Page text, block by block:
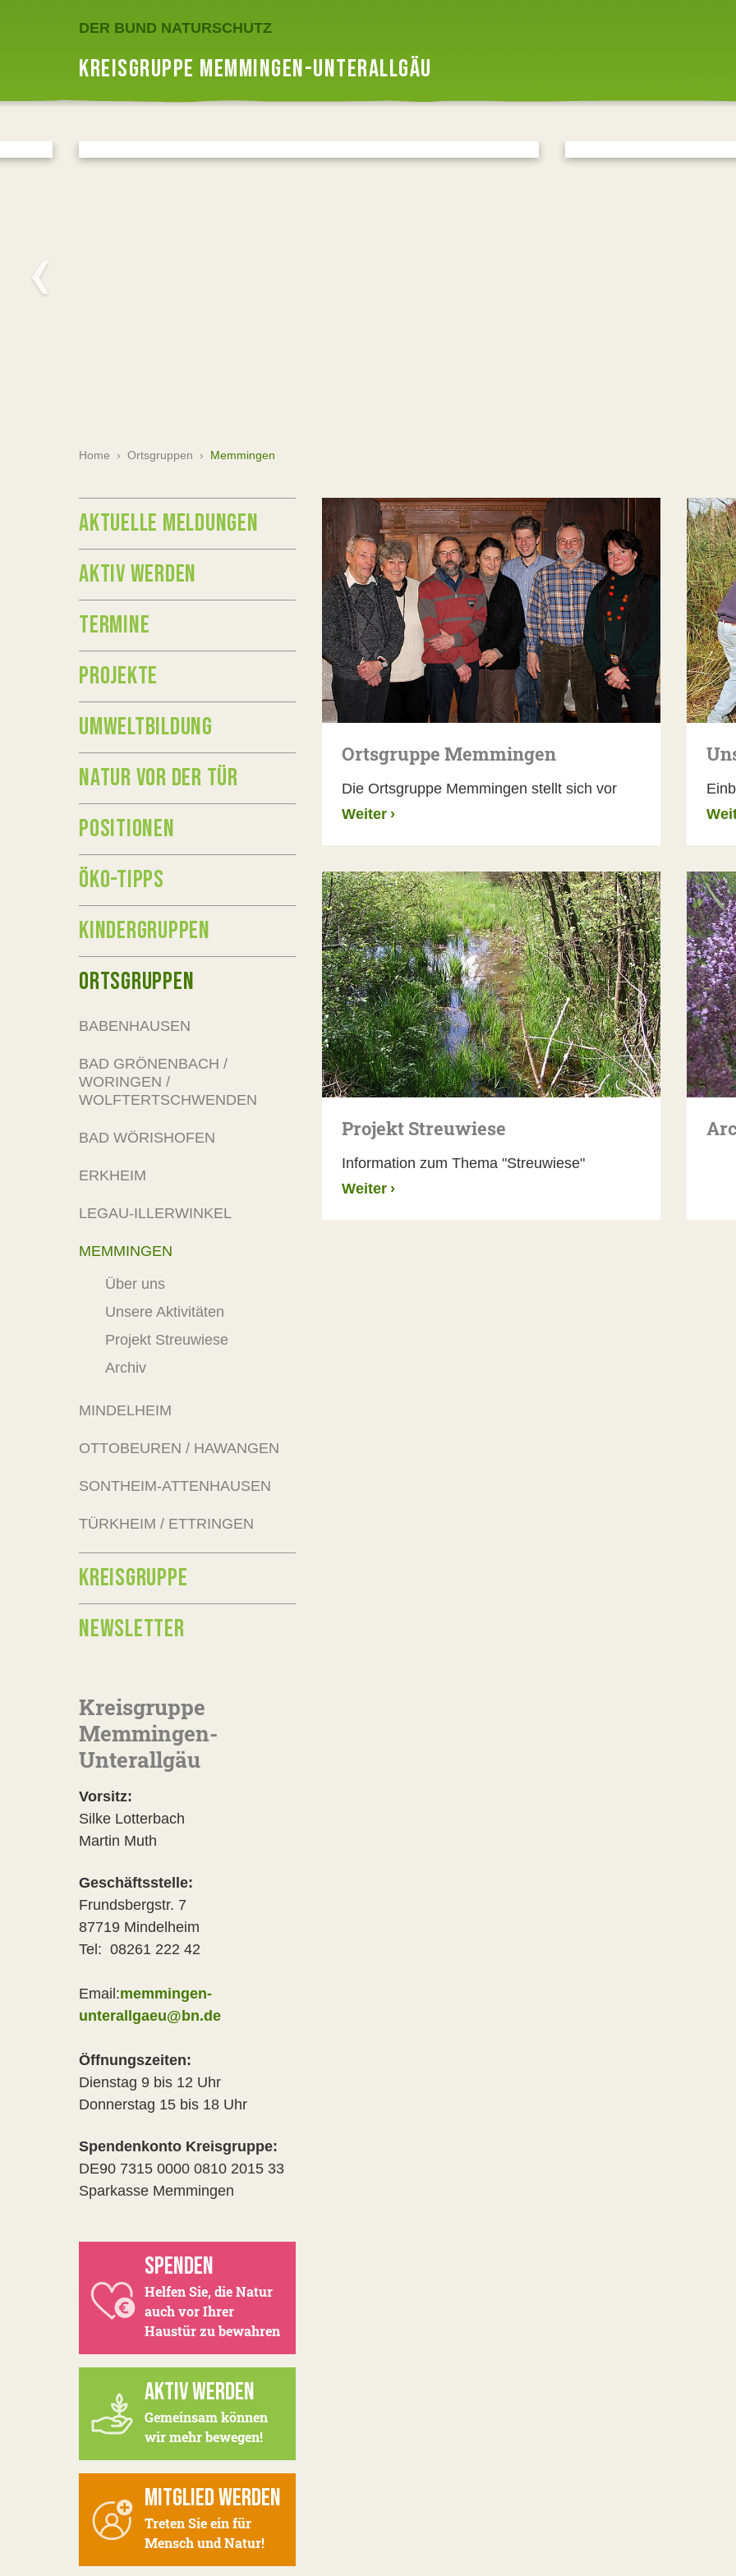
DER BUND NATURSCHUTZ
KREISGRUPPE MEMMINGEN-UNTERALLGÄU
Home › Ortsgruppen › Memmingen
Ortsgruppe Memmingen
Die Ortsgruppe Memmingen stellt sich vor
Weiter ›
Projekt Streuwiese
Information zum Thema "Streuwiese"
Weiter ›
AKTUELLE MELDUNGEN
AKTIV WERDEN
TERMINE
PROJEKTE
UMWELTBILDUNG
NATUR VOR DER TÜR
POSITIONEN
ÖKO-TIPPS
KINDERGRUPPEN
ORTSGRUPPEN
BABENHAUSEN
BAD GRÖNENBACH /
WORINGEN /
WOLFTERTSCHWENDEN
BAD WÖRISHOFEN
ERKHEIM
LEGAU-ILLERWINKEL
MEMMINGEN
Über uns
Unsere Aktivitäten
Projekt Streuwiese
Archiv
MINDELHEIM
OTTOBEUREN / HAWANGEN
SONTHEIM-ATTENHAUSEN
TÜRKHEIM / ETTRINGEN
KREISGRUPPE
NEWSLETTER
Kreisgruppe
Memmingen-
Unterallgäu
Vorsitz:
Silke Lotterbach
Martin Muth
Geschäftsstelle:
Frundsbergstr. 7
87719 Mindelheim
Tel: 08261 222 42
Email:memmingen-
unterallgaeu@bn.de
Öffnungszeiten:
Dienstag 9 bis 12 Uhr
Donnerstag 15 bis 18 Uhr
Spendenkonto Kreisgruppe:
DE90 7315 0000 0810 2015 33
Sparkasse Memmingen
SPENDEN
Helfen Sie, die Natur
auch vor Ihrer
Haustür zu bewahren
AKTIV WERDEN
Gemeinsam können
wir mehr bewegen!
MITGLIED WERDEN
Treten Sie ein für
Mensch und Natur!